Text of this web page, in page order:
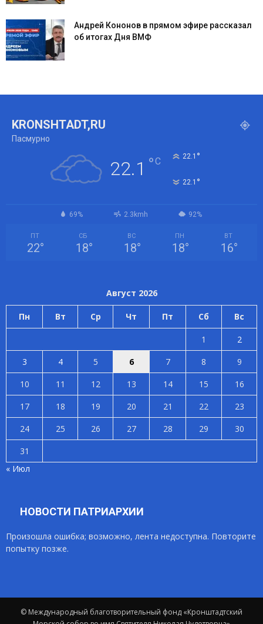
Андрей Кононов в прямом эфире рассказал
об итогах Дня ВМФ
KRONSHTADT,RU
Пасмурно
22.1 °C 22.1 °
22.1 °
69% 2.3kmh 92%
ПТ
22°
СБ
18°
ВС
18°
ПН
18°
ВТ
16°
Август 2026
Пн Вт Ср Чт Пт Сб Вс
1
2
3
4 5 6 7 8
9
10
11 12 13 14 15
16
17
18 19 20 21 22
23
24
25 26 27 28 29
30
31
« Июл
НОВОСТИ ПАТРИАРХИИ
Произошла ошибка; возможно, лента недоступна. Повторите
попытку позже.
© Международный благотворительный фонд «Кронштадтский